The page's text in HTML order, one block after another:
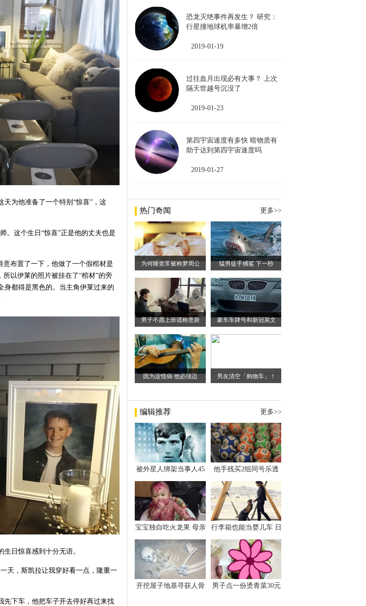
天为他准备了一个特别“惊喜”，这
。这个生日“惊喜”正是他的丈夫也是
意布置了一下，他做了一个假棺材是
以伊莱的照片被挂在了“棺材”的旁
身都得是黑色的。当主角伊莱过来的
日惊喜感到十分无语。
天，斯凯拉让我穿好看一点，隆重一
先下车，他把车子开去停好再过来找
恐龙灭绝事件再发生？ 研究：
行星撞地球机率暴增2倍
2019-01-19
过往血月出现必有大事？ 上次
隔天世越号沉没了
2019-01-23
第四宇宙速度有多快 暗物质有
助于达到第四宇宙速度吗
2019-01-27
热门奇闻 更多>>
为何睡觉常被称梦周公 猛男徒手捕鲨 下一秒
男子不愿上班谎称患新 豪车车牌号和新冠英文
因为这怪病 他必须边 男友清空「购物车」！
编辑推荐 更多>>
被外星人绑架当事人45
斯卡古拉事件
他手残买2组同号乐透
万
宝宝独自吃火龙果 母亲
行李箱也能当婴儿车 日
开挖屋子地基寻获人骨
男子点一份烫青菜30元